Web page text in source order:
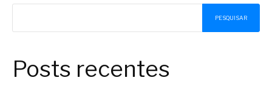
PESQUISAR
Posts recentes